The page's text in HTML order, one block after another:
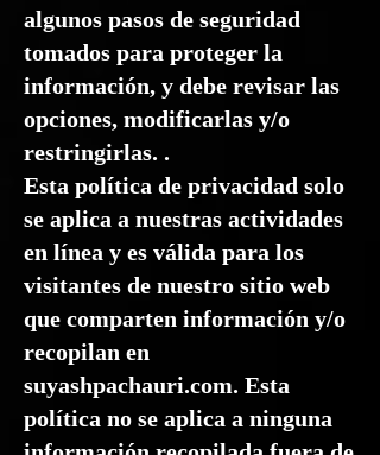
algunos pasos de seguridad
tomados para proteger la
información, y debe revisar las
opciones, modificarlas y/o
restringirlas. .
Esta política de privacidad solo
se aplica a nuestras actividades
en línea y es válida para los
visitantes de nuestro sitio web
que comparten información y/o
recopilan en
suyashpachauri.com. Esta
política no se aplica a ninguna